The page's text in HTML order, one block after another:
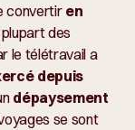
convertir en
des
le télétravail a
depuis
dépaysement
se sont